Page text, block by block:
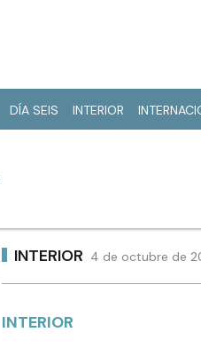
DÍA SEIS INTERIOR
INTERIOR 4 de octubre de
INTERIOR